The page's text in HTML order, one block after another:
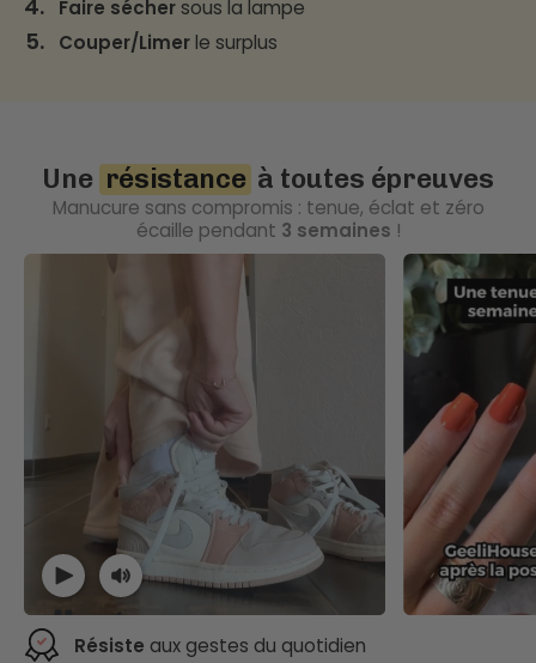
4. Faire séchersous la lampe
5. Couper/Limerle surplus
Une résistance à toutes épreuves
Manucure sans compromis : tenue, éclat et zéro
écaille pendant 3 semaines !
Résiste aux gestes du quotidien